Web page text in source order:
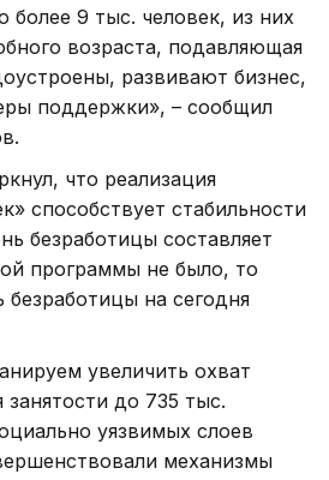
более 9 тыс. человек, из них
возраста, подавляющая
развивают бизнес,
поддержки», – сообщил
что реализация
способствует стабильности
безработицы составляет
программы не было, то
на сегодня
увеличить охват
до 735 тыс.
уязвимых слоев
механизмы